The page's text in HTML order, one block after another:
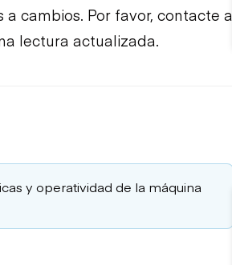
cambios. Por favor, contacte a
lectura actualizada.
y operatividad de la máquina